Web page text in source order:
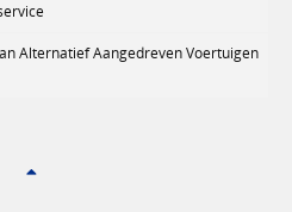
Alternatief Aangedreven Voertuigen